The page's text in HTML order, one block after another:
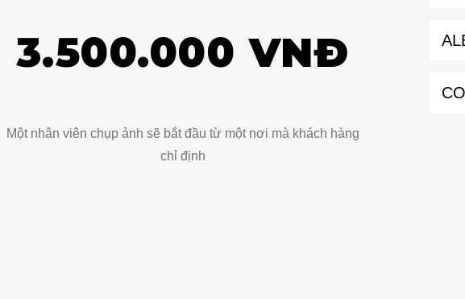
NHÂN VIÊN HẬU
3.500.000 VNĐ
Một nhân viên chụp ảnh sẽ bắt đầu từ một nơi mà khách hàng
chỉ định